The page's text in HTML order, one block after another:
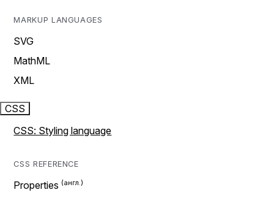
MARKUP LANGUAGES
SVG
MathML
XML
CSS
CSS: Styling language
CSS REFERENCE
Properties